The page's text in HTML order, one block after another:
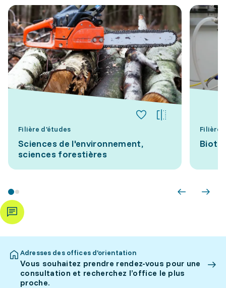
Filière d'études
Sciences de l'environnement,
sciences forestières
Filière
Adresses des offices d’orientation
Vous souhaitez prendre rendez-vous pour une
consultation et recherchez l’office le plus
proche.